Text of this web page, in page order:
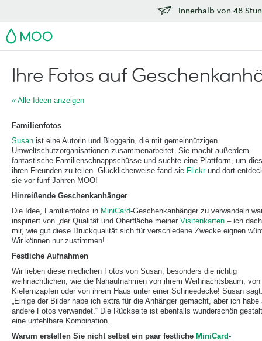
Innerhalb von 48
MOO
Ihre Fotos auf
« Alle Ideen anzeigen
Familienfotos
Susan ist eine Autorin und Bloggerin, die mit gemeinnützigen
Umweltschutzorganisationen zusammenarbeitet. Sie macht außerdem
fantastische Familienschnappschüsse und suchte eine Plattform, um
ihren Freunden zu teilen. Glücklicherweise fand sie Flickrund dort
sie vor fünf Jahren MOO!
Hinreißende Geschenkanhänger
Die Idee, Familienfotos in MiniCard-Geschenkanhänger zu verwandeln
inspiriert von „der Qualität und Oberfläche meiner Visitenkarten – ich
mir, wie gut diese Druckqualität sich für verschiedene Zwecke eignen
Wir können nur zustimmen!
Festliche Aufnahmen
Wir lieben diese niedlichen Fotos von Susan, besonders die richtig
weihnachtlichen, wie die Nahaufnahmen von ihrem Weihnachtsbaum, von
Kiefernzapfen oder von ihrem Haus unter einer Schneedecke! Susan
„Einige der Bilder habe ich extra für die Anhänger gemacht, aber ich habe
andere Fotos verwendet.“ Die Rückseite ist ebenfalls wunderschön
eine unfehlbare Kombination.
Warum erstellen Sie nicht selbst ein paar festliche MiniCard-